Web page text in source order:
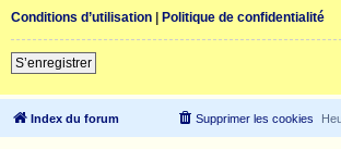
Conditions d’utilisation | Politique de confidentialité
S’enregistrer
Index du forum Supprimer les cookies